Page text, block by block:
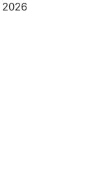
2026